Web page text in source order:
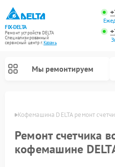
FIX-DELTA
Ремонт устройств DELTA
Специализированный
cервисный центр г.Казань
Мы ремонтируем
Кофемашина DELTA ремонт
Ремонт счетчика
кофемашине